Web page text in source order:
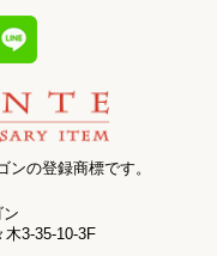
ンの登録商標です。
3-35-10-3F